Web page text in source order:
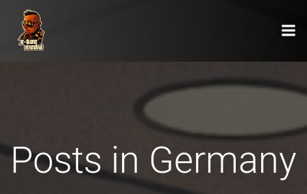
Posts in Germany